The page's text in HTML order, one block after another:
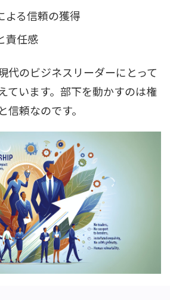
よる信頼の獲得
責任感
代のビジネスリーダーにとって
ています。部下を動かすのは権
頼なのです。